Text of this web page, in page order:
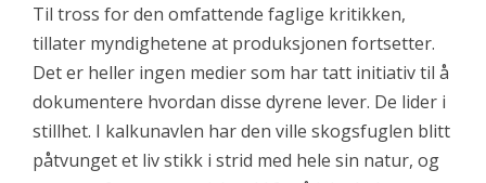
Til tross for den omfattende faglige kritikken,
tillater myndighetene at produksjonen fortsetter.
Det er heller ingen medier som har tatt initiativ til å
dokumentere hvordan disse dyrene lever. De lider i
stillhet. I kalkunavlen har den ville skogsfuglen blitt
påtvunget et liv stikk i strid med hele sin natur, og